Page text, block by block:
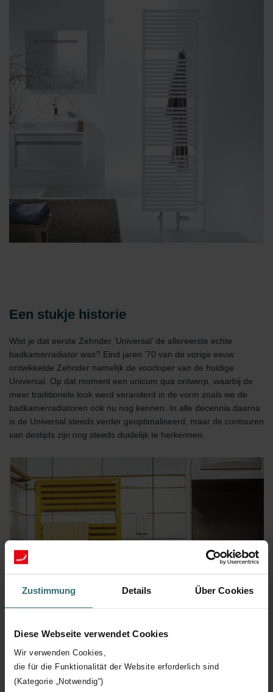
Zustimmung Details Über Cookies
Diese Webseite verwendet Cookies
Wir verwenden Cookies,
die für die Funktionalität der Website erforderlich sind
(Kategorie „Notwendig“)
Een stukje historie
Wist je dat eerste Zehnder ‘Universal’ de allereerste echte
badkamerradiator was? Eind jaren ’70 van de vorige eeuw
ontwikkelde Zehnder namelijk de voorloper van de huidige
Universal. Op dat moment een unicum qua ontwerp, waarbij de
meer traditionele look werd veranderd in de vorm zoals we de
badkamerradiatoren ook nu nog kennen. In alle decennia daarna
is de Universal steeds verder geoptimaliseerd, maar de contouren
van destijds zijn nog steeds duidelijk te herkennen.